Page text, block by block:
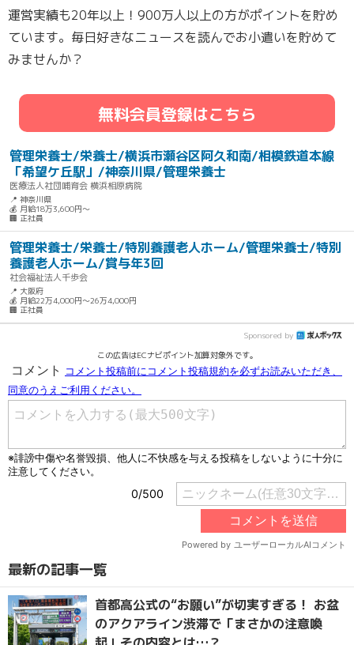
運営実績も20年以上！900万人以上の方がポイントを貯め
ています。毎日好きなニュースを読んでお小遣いを貯めて
みませんか？
無料会員登録はこちら
管理栄養士/栄養士/横浜市瀬谷区阿久和南/相模鉄道本線
「希望ケ丘駅」/神奈川県/管理栄養士
医療法人社団哺育会 横浜相原病院
📍 神奈川県
💰 月給18万3,600円～
🏢 正社員
管理栄養士/栄養士/特別養護老人ホーム/管理栄養士/特別
養護老人ホーム/賞与年3回
社会福祉法人千歩会
📍 大阪府
💰 月給22万4,000円～26万4,000円
🏢 正社員
Sponsored by
この広告はECナビポイント加算対象外です。
最新の記事一覧
首都高公式の“お願い”が切実すぎる！ お盆
のアクアライン渋滞で「まさかの注意喚